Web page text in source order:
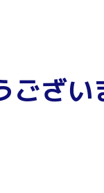
ござい